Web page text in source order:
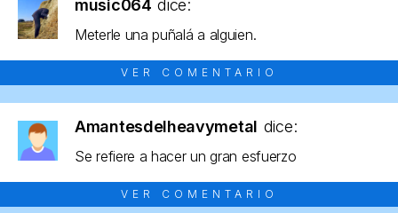
music064 dice:
Meterle una puñalá a alguien.
VER COMENTARIO
Amantesdelheavymetal dice:
Se refiere a hacer un gran esfuerzo
VER COMENTARIO